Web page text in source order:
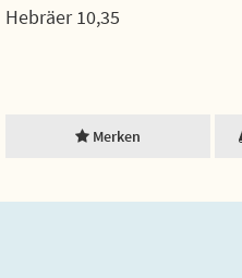
Hebräer 10,35
Merken